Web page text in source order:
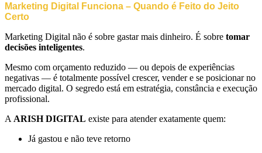
Marketing Digital Funciona – Quando é Feito do Jeito
Certo
Marketing Digital não é sobre gastar mais dinheiro. É sobre tomar
decisões inteligentes.
Mesmo com orçamento reduzido — ou depois de experiências
negativas — é totalmente possível crescer, vender e se posicionar no
mercado digital. O segredo está em estratégia, constância e execução
profissional.
A ARISH DIGITAL existe para atender exatamente quem:
Já gastou e não teve retorno